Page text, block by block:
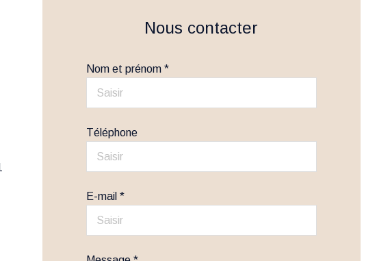
Nous contacter
Nom et prénom *
Téléphone
E-mail *